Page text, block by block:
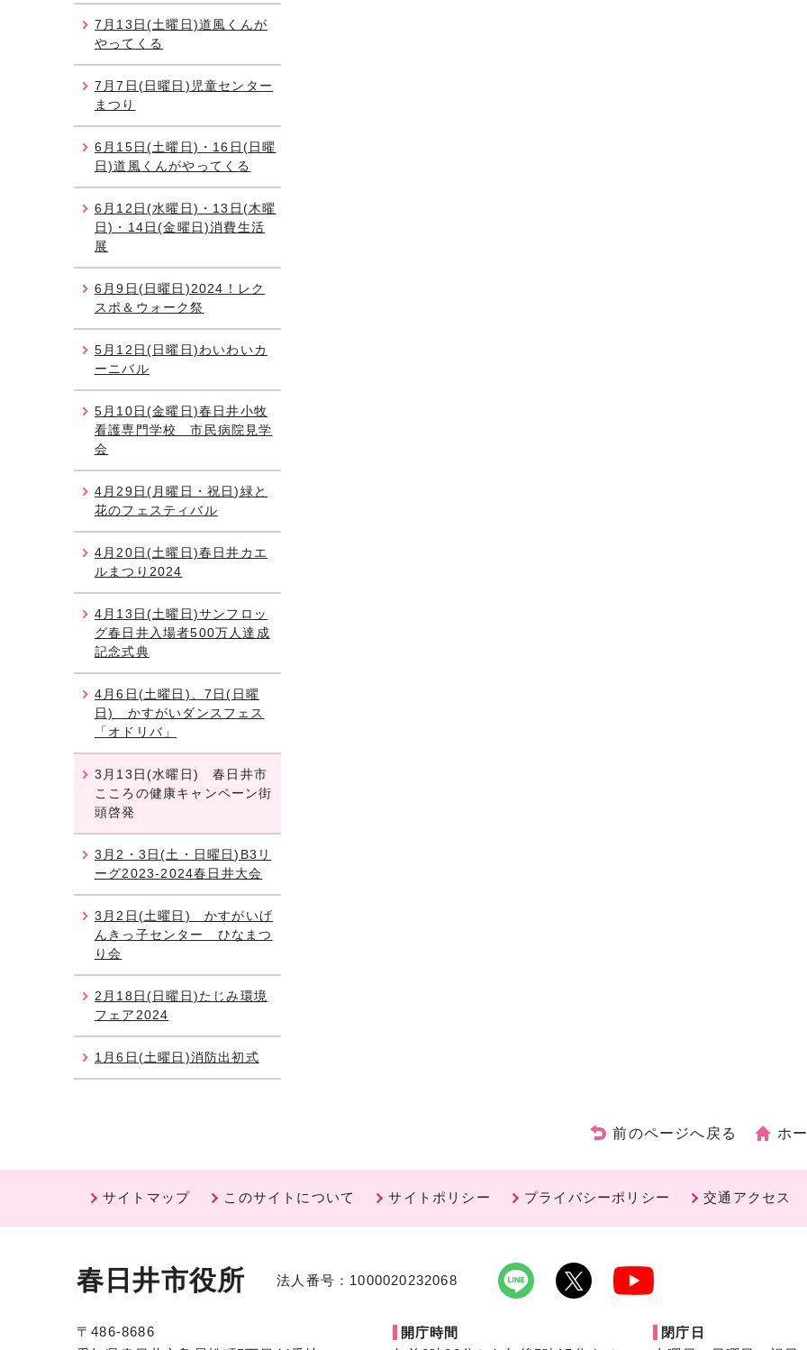
7月13日(土曜日)道風くんが
やってくる
7月7日(日曜日)児童センター
まつり
6月15日(土曜日)・16日(日曜
日)道風くんがやってくる
6月12日(水曜日)・13日(木曜
日)・14日(金曜日)消費生活
展
6月9日(日曜日)2024！レク
スポ＆ウォーク祭
5月12日(日曜日)わいわいカ
ーニバル
5月10日(金曜日)春日井小牧
看護専門学校 市民病院見学
会
4月29日(月曜日・祝日)緑と
花のフェスティバル
4月20日(土曜日)春日井カエ
ルまつり2024
4月13日(土曜日)サンフロッ
グ春日井入場者500万人達成
記念式典
4月6日(土曜日)、7日(日曜
日) かすがいダンスフェス
「オドリバ」
3月13日(水曜日) 春日井市
こころの健康キャンペーン街
頭啓発
3月2・3日(土・日曜日)B3リ
ーグ2023-2024春日井大会
3月2日(土曜日) かすがいげ
んきっ子センター ひなまつ
り会
2月18日(日曜日)たじみ環境
フェア2024
1月6日(土曜日)消防出初式
前のページへ戻る ホ
サイトマップ このサイトについて サイトポリシー プライバシーポリシー 交通アクセス
春日井市役所 法人番号：1000020232068
〒486-8686
開庁時間
閉庁日